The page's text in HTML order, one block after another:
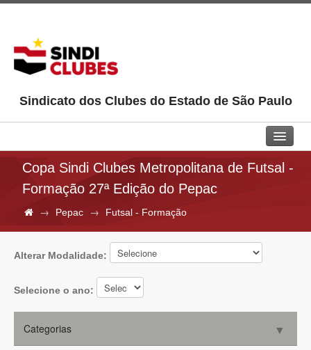
Sindicato dos Clubes do Estado de São Paulo
Home
Sindi Clubes
Jurídico
Universidade
Cultural
Copa Sindi Clubes Metropolitana de Futsal -
Formação 27ª Edição do Pepac
→ Pepac → Futsal - Formação
Alterar Modalidade:
Selecione o ano:
Categorias ▼